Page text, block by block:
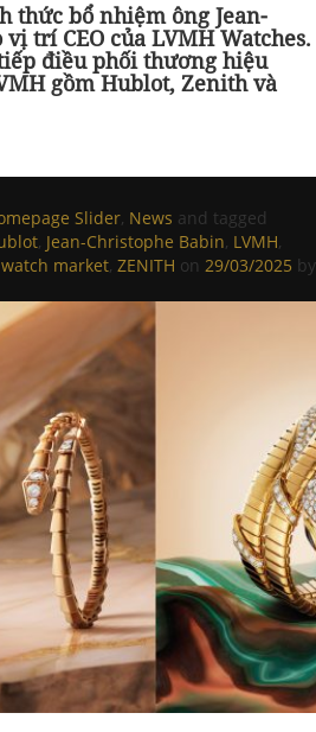
thức bổ nhiệm ông Jean-
trí CEO của LVMH Watches.
điều phối thương hiệu
gồm Hublot, Zenith và
Slider, News and tagged
, Jean-Christophe Babin, LVMH,
watch market, ZENITH on 29/03/2025 by